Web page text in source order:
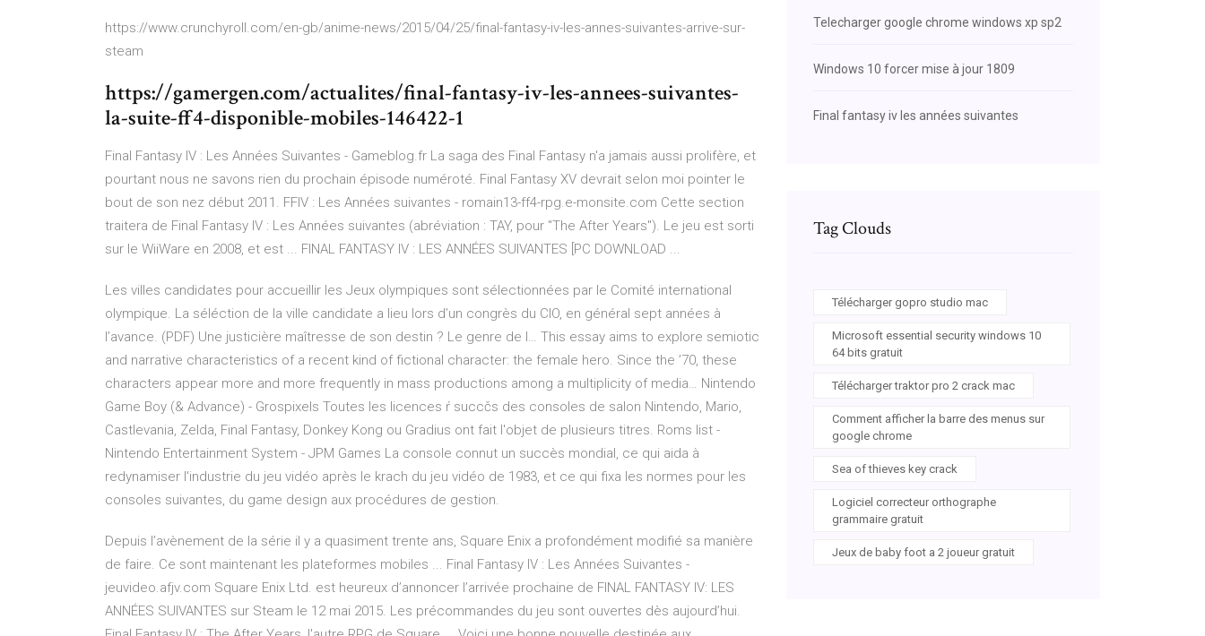
https://www.crunchyroll.com/en-gb/anime-news/2015/04/25/final-fantasy-iv-les-annes-suivantes-arrive-sur-
steam
https://gamergen.com/actualites/final-fantasy-iv-les-annees-suivantes-
la-suite-ff4-disponible-mobiles-146422-1
Final Fantasy IV : Les Années Suivantes - Gameblog.fr La saga des Final Fantasy n'a jamais aussi prolifère, et
pourtant nous ne savons rien du prochain épisode numéroté. Final Fantasy XV devrait selon moi pointer le
bout de son nez début 2011. FFIV : Les Années suivantes - romain13-ff4-rpg.e-monsite.com Cette section
traitera de Final Fantasy IV : Les Années suivantes (abréviation : TAY, pour "The After Years"). Le jeu est sorti
sur le WiiWare en 2008, et est ... FINAL FANTASY IV : LES ANNÉES SUIVANTES [PC DOWNLOAD ...
Les villes candidates pour accueillir les Jeux olympiques sont sélectionnées par le Comité international
olympique. La séléction de la ville candidate a lieu lors d’un congrès du CIO, en général sept années à
l’avance. (PDF) Une justicière maîtresse de son destin ? Le genre de l… This essay aims to explore semiotic
and narrative characteristics of a recent kind of fictional character: the female hero. Since the ’70, these
characters appear more and more frequently in mass productions among a multiplicity of media… Nintendo
Game Boy (& Advance) - Grospixels Toutes les licences ŕ succčs des consoles de salon Nintendo, Mario,
Castlevania, Zelda, Final Fantasy, Donkey Kong ou Gradius ont fait l'objet de plusieurs titres. Roms list -
Nintendo Entertainment System - JPM Games La console connut un succès mondial, ce qui aida à
redynamiser l'industrie du jeu vidéo après le krach du jeu vidéo de 1983, et ce qui fixa les normes pour les
consoles suivantes, du game design aux procédures de gestion.
Depuis l’avènement de la série il y a quasiment trente ans, Square Enix a profondément modifié sa manière
de faire. Ce sont maintenant les plateformes mobiles ... Final Fantasy IV : Les Années Suivantes -
jeuvideo.afjv.com Square Enix Ltd. est heureux d’annoncer l’arrivée prochaine de FINAL FANTASY IV: LES
ANNÉES SUIVANTES sur Steam le 12 mai 2015. Les précommandes du jeu sont ouvertes dès aujourd’hui.
Telecharger google chrome windows xp sp2
Windows 10 forcer mise à jour 1809
Final fantasy iv les années suivantes
Tag Clouds
Télécharger gopro studio mac
Microsoft essential security windows 10
64 bits gratuit
Télécharger traktor pro 2 crack mac
Comment afficher la barre des menus sur
google chrome
Sea of thieves key crack
Logiciel correcteur orthographe
grammaire gratuit
Jeux de baby foot a 2 joueur gratuit